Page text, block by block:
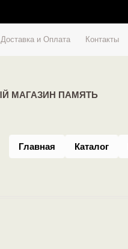
Доставка и Оплата Контакты
Главная Каталог